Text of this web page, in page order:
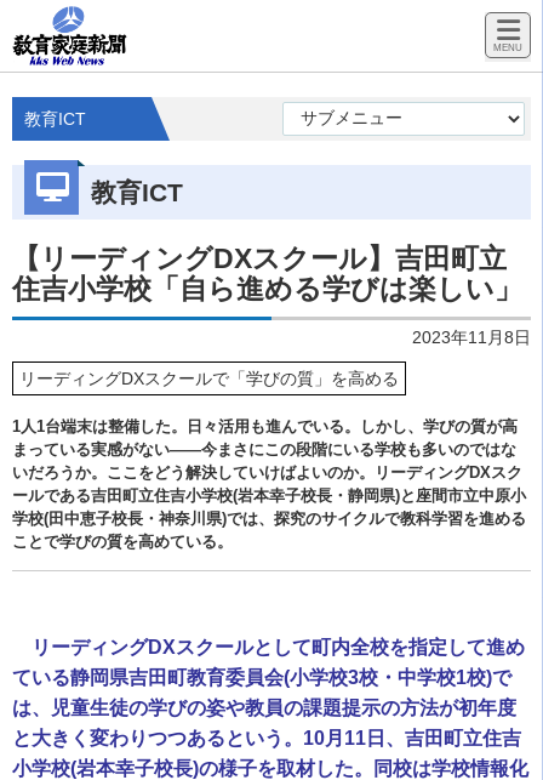
教育ICT
教育ICT
【リーディングDXスクール】吉田町立
住吉小学校「自ら進める学びは楽しい」
2023年11月8日
リーディングDXスクールで「学びの質」を高める
1人1台端末は整備した。日々活用も進んでいる。しかし、学びの質が高
まっている実感がない――今まさにこの段階にいる学校も多いのではな
いだろうか。ここをどう解決していけばよいのか。リーディングDXスク
ールである吉田町立住吉小学校(岩本幸子校長・静岡県)と座間市立中原小
学校(田中恵子校長・神奈川県)では、探究のサイクルで教科学習を進める
ことで学びの質を高めている。
リーディングDXスクールとして町内全校を指定して進め
ている静岡県吉田町教育委員会(小学校3校・中学校1校)で
は、児童生徒の学びの姿や教員の課題提示の方法が初年度
と大きく変わりつつあるという。10月11日、吉田町立住吉
小学校(岩本幸子校長)の様子を取材した。同校は学校情報化